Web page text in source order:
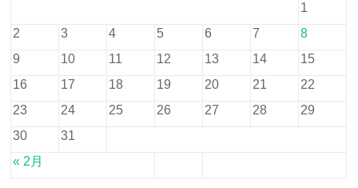
« 2月
1
2
3 4 5 6 7
8
9
10 11 12 13 14
15
16
17 18 19 20 21
22
23
24 25 26 27 28
29
30
31